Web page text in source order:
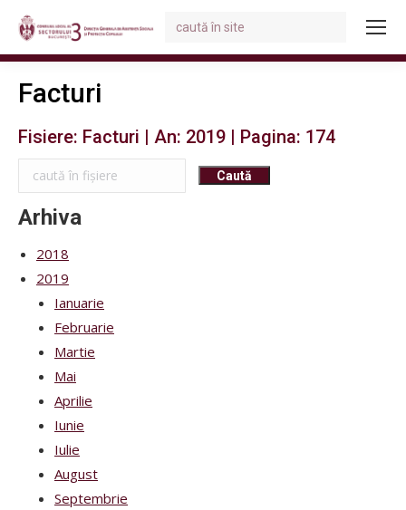
Search:
Facturi
Fisiere: Facturi | An: 2019 | Pagina: 174
Arhiva
2018
2019
Ianuarie
Februarie
Martie
Mai
Aprilie
Iunie
Iulie
August
Septembrie